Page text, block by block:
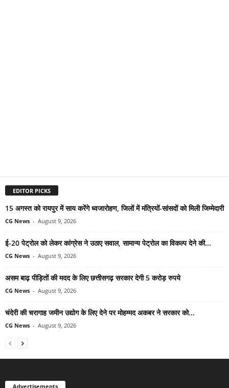
EDITOR PICKS
15 अगस्त को रायपुर में साय करेंगे ध्वजारोहण, जिलों में मंत्रियों-सांसदों को मिली जिम्मेदारी
CG News - August 9, 2026
ई-20 पेट्रोल को लेकर कांग्रेस ने उठाए सवाल, सामान्य पेट्रोल का विकल्प देने की...
CG News - August 9, 2026
असम बाढ़ पीड़ितों की मदद के लिए छत्तीसगढ़ सरकार देगी 5 करोड़ रुपये
CG News - August 9, 2026
चंदेरी की चरागाह जमीन उद्योग के लिए देने पर मोहम्मद अकबर ने सरकार को...
CG News - August 9, 2026
Advertisements